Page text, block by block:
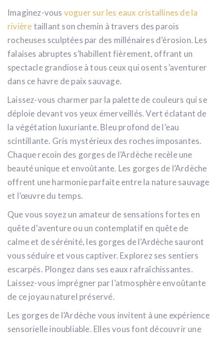
Imaginez-vous voguer sur les eaux cristallines de la
rivièretaillant son chemin à travers des parois
rocheuses sculptées par des millénaires d’érosion. Les
falaises abruptes s’habillent fièrement, offrant un
spectacle grandiose à tous ceux qui osent s’aventurer
dans ce havre de paix sauvage.
Laissez-vous charmer par la palette de couleurs qui se
déploie devant vos yeux émerveillés. Vert éclatant de
la végétation luxuriante. Bleu profond de l’eau
scintillante. Gris mystérieux des roches imposantes.
Chaque recoin des gorges de l’Ardèche recèle une
beauté unique et envoûtante. Les gorges de l’Ardèche
offrent une harmonie parfaite entre la nature sauvage
et l’œuvre du temps.
Que vous soyez un amateur de sensations fortes en
quête d’aventure ou un contemplatif en quête de
calme et de sérénité, les gorges de l’Ardèche sauront
vous séduire et vous captiver. Explorez ses sentiers
escarpés. Plongez dans ses eaux rafraîchissantes.
Laissez-vous imprégner par l’atmosphère envoûtante
de ce joyau naturel préservé.
Les gorges de l’Ardèche vous invitent à une expérience
sensorielle inoubliable. Elles vous font découvrir une